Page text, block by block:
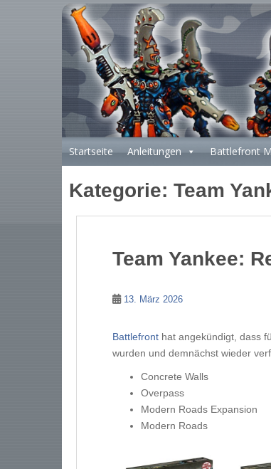
Startseite Anleitungen Battlefront
Kategorie: Team
Team Yankee:
13. März 2026
Battlefront hat angekündigt, dass
wurden und demnächst wieder
Concrete Walls
Overpass
Modern Roads Expansion
Modern Roads